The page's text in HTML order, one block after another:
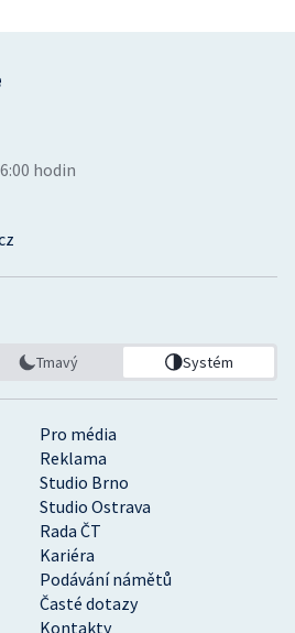
Pro média
Reklama
Studio Brno
Studio Ostrava
Rada ČT
Kariéra
Podávání námětů
Časté dotazy
Kontakty
hodin
Tmavý Systém